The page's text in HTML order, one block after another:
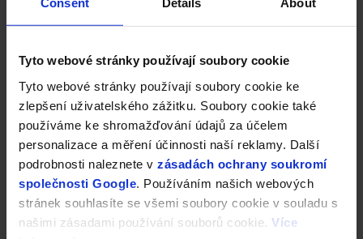
Tyto webové stránky používají soubory cookie
Tyto webové stránky používají soubory cookie ke
zlepšení uživatelského zážitku. Soubory cookie také
používáme ke shromažďování údajů za účelem
personalizace a měření účinnosti naší reklamy. Další
podrobnosti naleznete v zásadách ochrany soukromí
společnosti Google . Používáním našich webových
stránek souhlasíte se všemi soubory cookie v souladu s
našimi zásadami používání souborů cookie. Více